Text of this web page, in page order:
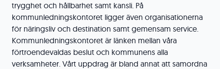
trygghet och hållbarhet samt kansli. På
kommunledningskontoret ligger även organisationerna
för näringsliv och destination samt gemensam service.
Kommunledningskontoret är länken mellan våra
förtroendevaldas beslut och kommunens alla
verksamheter. Vårt uppdrag är bland annat att samordna